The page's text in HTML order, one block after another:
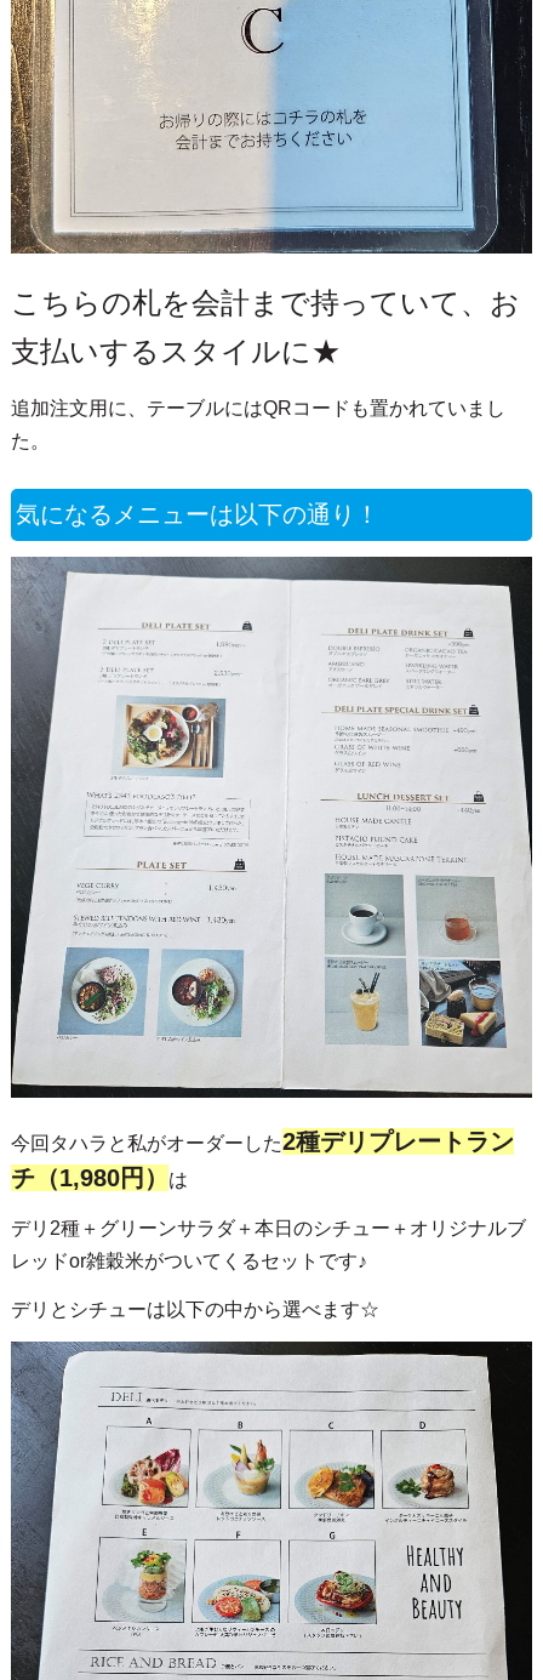
こちらの札を会計まで持っていて、お
支払いするスタイルに★
追加注文用に、テーブルにはQRコードも置かれていまし
た。
気になるメニューは以下の通り！
今回タハラと私がオーダーした2種デリプレートラン
チ（1,980円）
は
デリ2種＋グリーンサラダ＋本日のシチュー＋オリジナルブ
レッドor雑穀米がついてくるセットです♪
デリとシチューは以下の中から選べます☆